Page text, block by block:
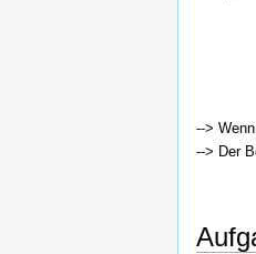
--> Wenn
--> Der